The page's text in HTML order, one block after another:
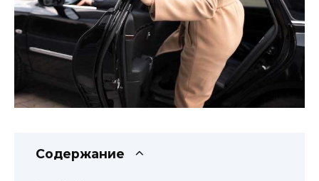
Содержание